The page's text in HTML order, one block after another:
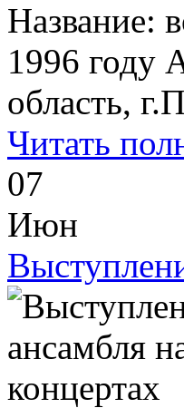
Название:
1996 году
область,
Читать
07
Июн